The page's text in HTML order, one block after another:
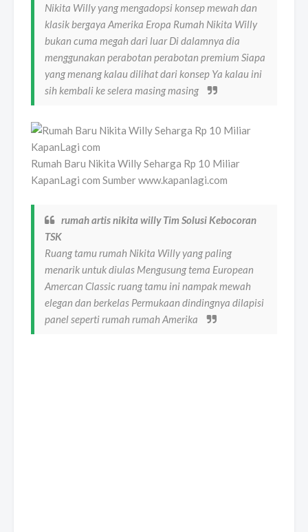
Nikita Willy yang mengadopsi konsep mewah dan
klasik bergaya Amerika Eropa Rumah Nikita Willy
bukan cuma megah dari luar Di dalamnya dia
menggunakan perabotan perabotan premium Siapa
yang menang kalau dilihat dari konsep Ya kalau ini
sih kembali ke selera masing masing
Rumah Baru Nikita Willy Seharga Rp 10 Miliar
KapanLagi com Sumber www.kapanlagi.com
rumah artis nikita willy Tim Solusi Kebocoran
TSK
Ruang tamu rumah Nikita Willy yang paling
menarik untuk diulas Mengusung tema European
Amercan Classic ruang tamu ini nampak mewah
elegan dan berkelas Permukaan dindingnya dilapisi
panel seperti rumah rumah Amerika